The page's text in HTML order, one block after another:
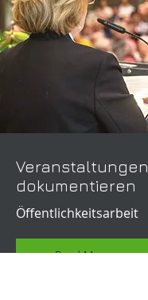
Veranstaltungen
dokumentieren
Öffentlichkeitsarbeit
Read More